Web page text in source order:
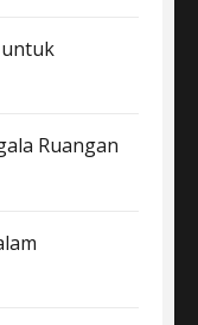
untuk
Ruangan